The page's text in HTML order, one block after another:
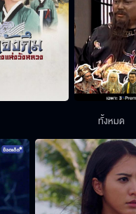
ทั้งหมด